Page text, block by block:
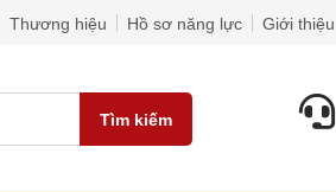
Thương hiệu Hồ sơ năng lực Giới thiệu
Tìm kiếm